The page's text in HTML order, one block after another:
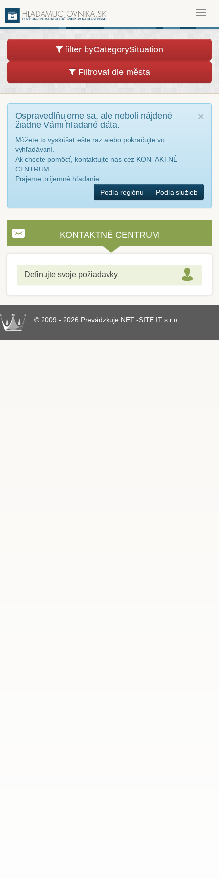
filter byCategorySituation
Filtrovat dle města
×
Ospravedlňujeme sa, ale neboli nájdené
žiadne Vámi hľadané dáta.
Môžete to vyskúšať ešte raz alebo pokračujte vo
vyhľadávaní.
Ak chcete pomôcť, kontaktujte nás cez KONTAKTNÉ
CENTRUM.
Prajeme príjemné hľadanie.
Podľa regiónu
Podľa služieb
KONTAKTNÉ CENTRUM
Definujte svoje požiadavky
© 2009 - 2026 Prevádzkuje NET -SITE:IT s.r.o.